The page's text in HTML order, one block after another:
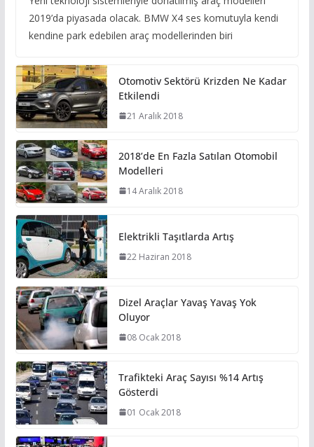
2019’da piyasada olacak. BMW X4 ses komutuyla kendi
kendine park edebilen araç modellerinden biri
Otomotiv Sektörü Krizden Ne Kadar
Etkilendi
21 Aralık 2018
2018’de En Fazla Satılan Otomobil
Modelleri
14 Aralık 2018
Elektrikli Taşıtlarda Artış
22 Haziran 2018
Dizel Araçlar Yavaş Yavaş Yok
Oluyor
08 Ocak 2018
Trafikteki Araç Sayısı %14 Artış
Gösterdi
01 Ocak 2018